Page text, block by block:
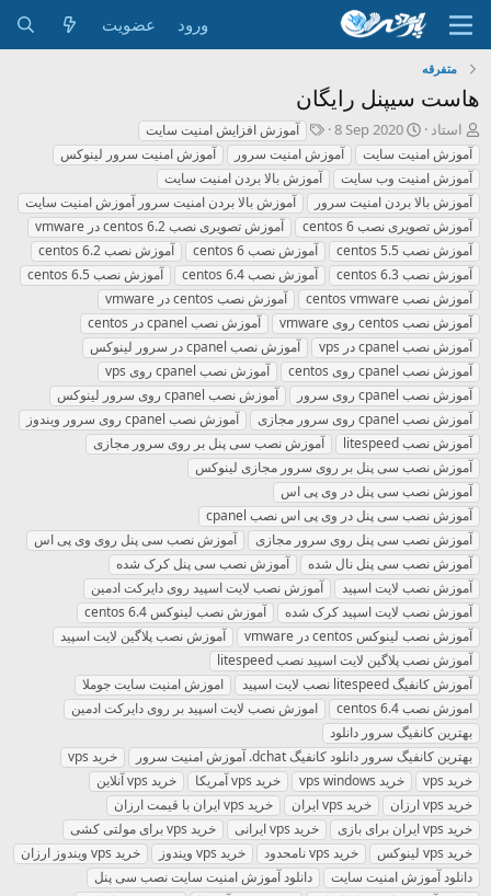
ورود عضویت
متفرقه
هاست سیپنل رایگان
ش
ر
و
ع
ک
ن
ن
د
ه
م
و
ض
و
ع
استاد
ت
ا
ر
ی
خ
ش
ر
و
ع
8 Sep 2020
ب
ر
چ
س
پ
ه
ا
آموزش افزایش امنیت سایت
آموزش امنیت سایت
آموزش امنیت سرور
آموزش امنیت سرور لینوکس
آموزش امنیت وب سایت
آموزش بالا بردن امنیت سایت
آموزش بالا بردن امنیت سرور
آموزش بالا بردن امنیت سرور آموزش امنیت سایت
آموزش تصویری نصب centos 6
آموزش تصویری نصب centos 6.2 در vmware
آموزش نصب centos 5.5
آموزش نصب centos 6
آموزش نصب centos 6.2
آموزش نصب centos 6.3
آموزش نصب centos 6.4
آموزش نصب centos 6.5
آموزش نصب centos vmware
آموزش نصب centos در vmware
آموزش نصب centos روی vmware
آموزش نصب cpanel در centos
آموزش نصب cpanel در vps
آموزش نصب cpanel در سرور لینوکس
آموزش نصب cpanel روی centos
آموزش نصب cpanel روی vps
آموزش نصب cpanel روی سرور
آموزش نصب cpanel روی سرور لینوکس
آموزش نصب cpanel روی سرور مجازی
آموزش نصب cpanel روی سرور ویندوز
آموزش نصب litespeed
آموزش نصب سی پنل بر روی سرور مجازی
آموزش نصب سی پنل بر روی سرور مجازی لینوکس
آموزش نصب سی پنل در وی پی اس
آموزش نصب سی پنل در وی پی اس نصب cpanel
آموزش نصب سی پنل روی سرور مجازی
آموزش نصب سی پنل روی وی پی اس
آموزش نصب سی پنل نال شده
آموزش نصب سی پنل کرک شده
آموزش نصب لایت اسپید
آموزش نصب لایت اسپید روی دایرکت ادمین
آموزش نصب لایت اسپید کرک شده
آموزش نصب لینوکس centos 6.4
آموزش نصب لینوکس centos در vmware
آموزش نصب پلاگین لایت اسپید
آموزش نصب پلاگین لایت اسپید نصب litespeed
آموزش کانفیگ litespeed نصب لایت اسپید
اموزش امنیت سایت جوملا
اموزش نصب centos 6.4
اموزش نصب لایت اسپید بر روی دایرکت ادمین
بهترین کانفیگ سرور دانلود
بهترین کانفیگ سرور دانلود کانفیگ dchat. آموزش امنیت سرور
خريد vps
خرید vps
خرید vps windows خرید vps آمریکا
خرید vps آنلاین
خرید vps ارزان
خرید vps ایران
خرید vps ایران با قیمت ارزان
خرید vps ایران برای بازی
خرید vps ایرانی
خرید vps برای مولتی کشی
خرید vps لینوکس
خرید vps نامحدود خرید vps ویندوز
خرید vps ویندوز ارزان
دانلود آموزش امنیت سایت
دانلود آموزش امنیت سایت نصب سی پنل